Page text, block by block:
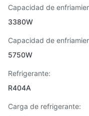
Capacidad de
3380W
Capacidad de
5750W
Refrigerante:
R404A
Carga de refrigerante: